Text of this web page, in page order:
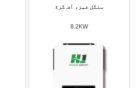
سنگل فیز، آف گرڈ
8.2KW